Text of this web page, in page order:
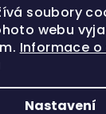
soubory
webu
Informace
Nastavení